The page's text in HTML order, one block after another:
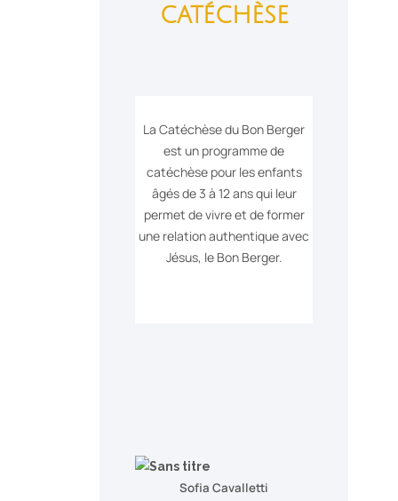
catéchèse
La Catéchèse du Bon Berger
est un programme de
catéchèse pour les enfants
âgés de 3 à 12 ans qui leur
permet de vivre et de former
une relation authentique avec
Jésus, le Bon Berger.
Sofia Cavalletti